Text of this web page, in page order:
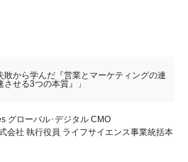
敗から学んだ『営業とマーケティングの連
させる3つの本質』」
グローバル･デジタル CMO
会社 執行役員 ライフサイエンス事業統括本